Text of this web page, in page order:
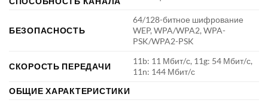
БЕЗОПАСНОСТЬ
64/128-битное шифрование
WEP, WPA/WPA2, WPA-
PSK/WPA2-PSK
СКОРОСТЬ ПЕРЕДАЧИ
11b: 11 Мбит/с, 11g: 54 Мбит/с,
11n: 144 Мбит/с
ОБЩИЕ ХАРАКТЕРИСТИКИ